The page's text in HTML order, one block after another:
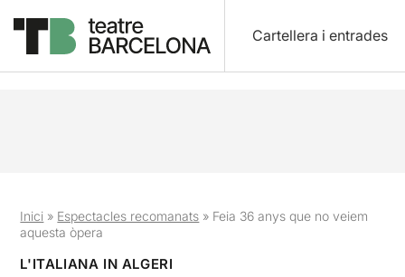
Cartellera i entrades
Inici » Espectacles recomanats » Feia 36 anys que no veiem
aquesta òpera
L'ITALIANA IN ALGERI